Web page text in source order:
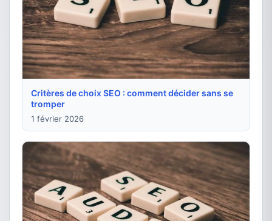
Critères de choix SEO : comment décider sans se
tromper
1 février 2026